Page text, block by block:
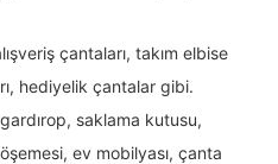
çantaları, takım elbise
hediyelik çantalar gibi.
gardırop, saklama kutusu,
ev mobilyası, çanta